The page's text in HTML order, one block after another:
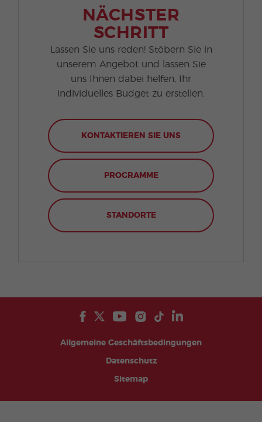
NÄCHSTER
SCHRITT
Lassen Sie uns reden! Stöbern Sie in
unserem Angebot und lassen Sie
uns Ihnen dabei helfen, Ihr
individuelles Budget zu erstellen.
KONTAKTIEREN SIE UNS
PROGRAMME
STANDORTE
Allgemeine Geschäftsbedingungen
Datenschutz
Sitemap